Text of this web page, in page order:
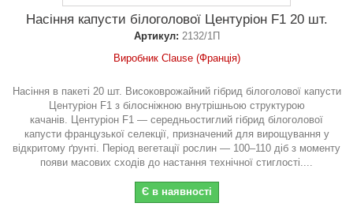
Насіння капусти білоголової Центуріон F1 20 шт.
Артикул: 2132/1П
Виробник Clause (Франція)
Насіння в пакеті 20 шт. Високоврожайний гібрид білоголової капусти
Центуріон F1 з білосніжною внутрішньою структурою
качанів. Центуріон F1 — середньостиглий гібрид білоголової
капусти французької селекції, призначений для вирощування у
відкритому ґрунті. Період вегетації рослин — 100–110 діб з моменту
появи масових сходів до настання технічної стиглості....
Є в наявності